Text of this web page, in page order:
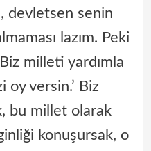
devletsen senin
lazım. Peki
milleti yardımla
oy versin.’ Biz
bu millet olarak
konuşursak, o